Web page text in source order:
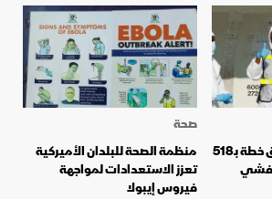
"الصحة العالمية" تطلق خطة بـ518
تفشي
صحة
منظمة الصحة للبلدان الأميركية
تعزز الاستعدادات لمواجهة
فيروس إيبولا